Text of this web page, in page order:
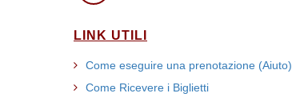
LINK UTILI
Come eseguire una prenotazione (Aiuto)
Come Ricevere i Biglietti